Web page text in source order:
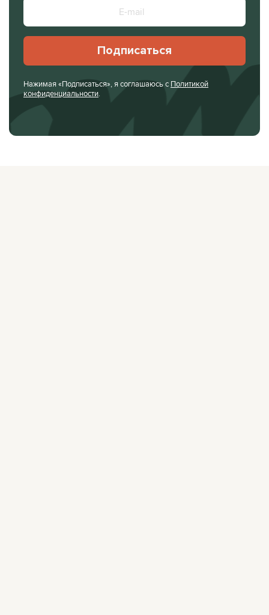
Подписаться
Нажимая «Подписаться», я соглашаюсь с Политикой
конфиденциальности.